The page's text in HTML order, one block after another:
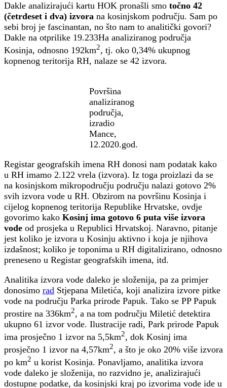
Dakle analizirajući kartu HOK pronašli smo točno 42
(četrdeset i dva) izvora na kosinjskom području. Sam po
sebi broj je fascinantan, no što nam to analitički govori?
Dakle na otprilike 19.233Ha analiziranog područja
Kosinja, odnosno 192km2, tj. oko 0,34% ukupnog
kopnenog teritorija RH, nalaze se 42 izvora.
Površina
analiziranog
područja,
izradio
Mance,
12.2020.god.
Registar geografskih imena RH donosi nam podatak kako
u RH imamo 2.122 vrela (izvora). Iz toga proizlazi da se
na kosinjskom mikropodručju području nalazi gotovo 2%
svih izvora vode u RH. Obzirom na površinu Kosinja i
cijelog kopnenog teritorija Republike Hrvatske, ovdje
govorimo kako Kosinj ima gotovo 6 puta više izvora
vode od prosjeka u Republici Hrvatskoj. Naravno, pitanje
jest koliko je izvora u Kosinju aktivno i koja je njihova
izdašnost; koliko je toponima u RH digitalizirano, odnosno
preneseno u Registar geografskih imena, itd.
Analitika izvora vode daleko je složenija, pa za primjer
donosimo rad Stjepana Miletića, koji analizira izvore pitke
vode na području Parka prirode Papuk. Tako se PP Papuk
prostire na 336km2, a na tom području Miletić detektira
ukupno 61 izvor vode. Ilustracije radi, Park prirode Papuk
ima prosječno 1 izvor na 5,5km2, dok Kosinj ima
prosječno 1 izvor na 4,57km2, a što je oko 20% više izvora
po km2 u korist Kosinja. Ponavljamo, analitika izvora
vode daleko je složenija, no razvidno je, analizirajući
dostupne podatke, da kosinjski kraj po izvorima vode ide u